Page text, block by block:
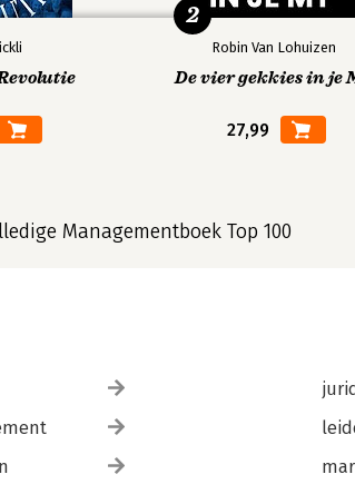
Robin Van Lohuizen
De vier gekkies in je
27,99
2
Managementboek Top 100